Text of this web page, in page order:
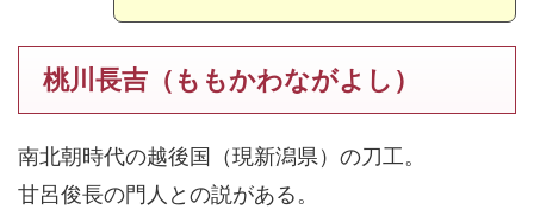
桃川長吉（ももかわながよし）
南北朝時代の越後国（現新潟県）の刀工。
甘呂俊長の門人との説がある。